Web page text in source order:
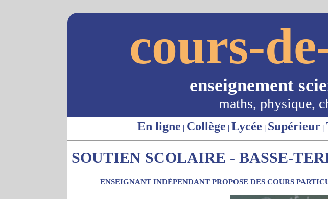
cours-
enseignement
maths, physique,
En ligne | Collège | Lycée | Supérieur |
SOUTIEN SCOLAIRE - BASSE-
ENSEIGNANT INDÉPENDANT PROPOSE DES COURS